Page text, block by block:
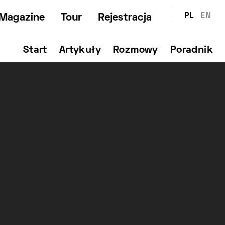
Tour Rejestracja PL EN
Start Artykuły Rozmowy Poradnik